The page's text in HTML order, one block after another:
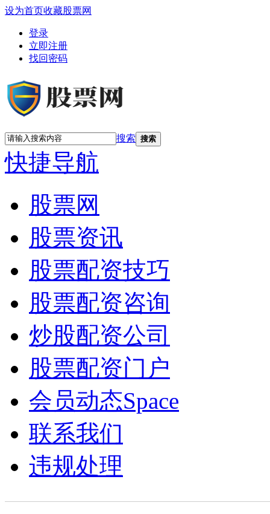
设为首页收藏股票网
登录
立即注册
找回密码
搜索 搜索
快捷导航
股票网
股票资讯
股票配资技巧
股票配资咨询
炒股配资公司
股票配资门户
会员动态Space
联系我们
违规处理